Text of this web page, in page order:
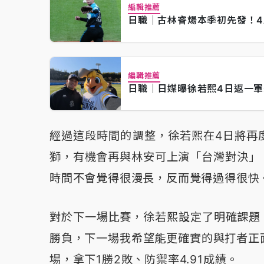
編輯推薦
日職｜古林睿煬本季初先發
編輯推薦
日職｜日媒曝徐若熙4日返一
經過這段時間的調整，徐若熙在4日將
獅，有機會再與林安可上演「台灣對決
時間不會覺得很漫長，反而覺得過得很快
對於下一場比賽，徐若熙設定了明確課
勝負，下一場我希望能更確實的與打者
場，拿下1勝2敗、防禦率4.91成績。